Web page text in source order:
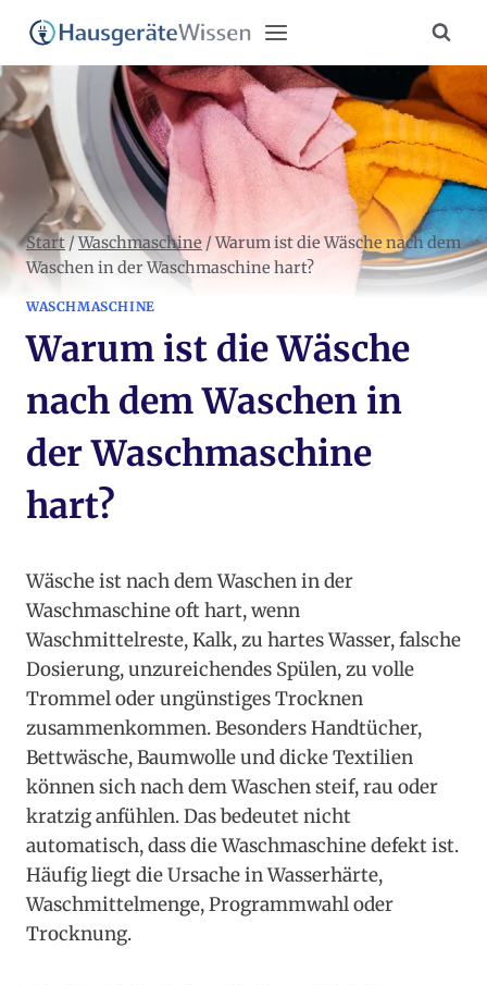
Zum
Inhalt
springen
Start/Waschmaschine /Warum ist die Wäsche nach dem
Waschen in der Waschmaschine hart?
WASCHMASCHINE
Warum ist die Wäsche
nach dem Waschen in
der Waschmaschine
hart?
Wäsche ist nach dem Waschen in der
Waschmaschine oft hart, wenn
Waschmittelreste, Kalk, zu hartes Wasser, falsche
Dosierung, unzureichendes Spülen, zu volle
Trommel oder ungünstiges Trocknen
zusammenkommen. Besonders Handtücher,
Bettwäsche, Baumwolle und dicke Textilien
können sich nach dem Waschen steif, rau oder
kratzig anfühlen. Das bedeutet nicht
automatisch, dass die Waschmaschine defekt ist.
Häufig liegt die Ursache in Wasserhärte,
Waschmittelmenge, Programmwahl oder
Trocknung.